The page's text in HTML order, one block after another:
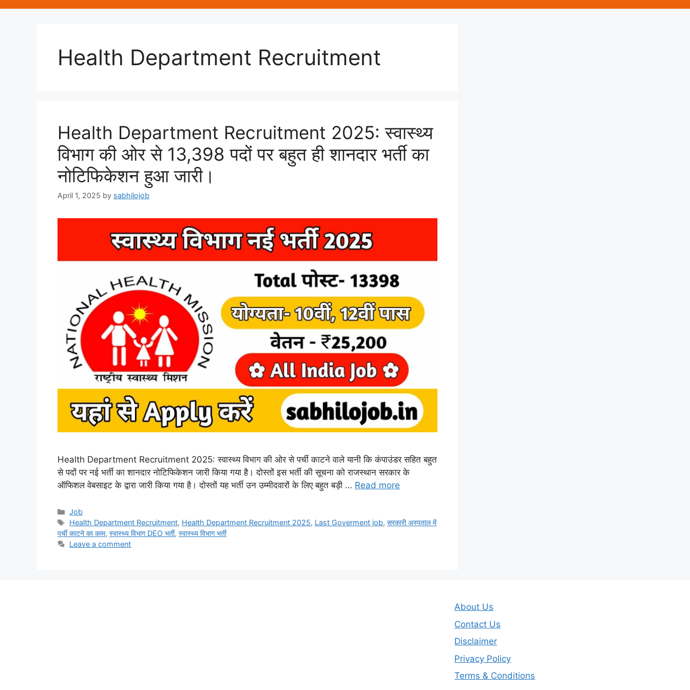
Health Department Recruitment
Health Department Recruitment 2025: स्वास्थ्य
विभाग की ओर से 13,398 पदों पर बहुत ही शानदार भर्ती का
नोटिफिकेशन हुआ जारी।
April 1, 2025 by sabhilojob
Health Department Recruitment 2025: स्वास्थ्य विभाग की ओर से पर्ची काटने वाले यानी कि कंपाउंडर सहित बहुत
से पदों पर नई भर्ती का शानदार नोटिफिकेशन जारी किया गया है। दोस्तों इस भर्ती की सूचना को राजस्थान सरकार के
ऑफिशल वेबसाइट के द्वारा जारी किया गया है। दोस्तों यह भर्ती उन उम्मीदवारों के लिए बहुत बड़ी … Read more
Categories
Job
Tags
Health Department Recruitment, Health Department Recruitment 2025, Last Goverment job,सरकारी अस्पताल में
पर्ची काटने का काम, स्वास्थ्य विभाग DEO भर्ती, स्वास्थ्य विभाग भर्ती
Leave a comment
About Us
Contact Us
Disclaimer
Privacy Policy
Terms & Conditions